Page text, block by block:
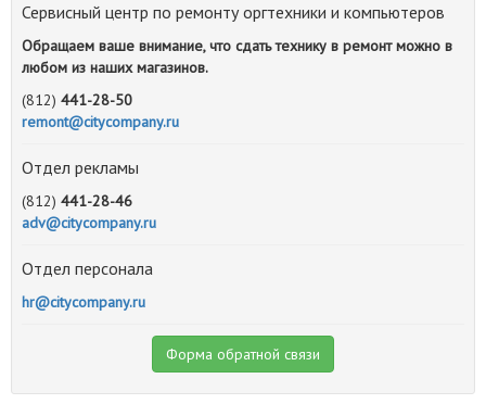
Сервисный центр по ремонту оргтехники и компьютеров
Обращаем ваше внимание, что сдать технику в ремонт можно в
любом из наших магазинов.
(812) 441-28-50
remont@citycompany.ru
Отдел рекламы
(812) 441-28-46
adv@citycompany.ru
Отдел персонала
hr@citycompany.ru
Форма обратной связи